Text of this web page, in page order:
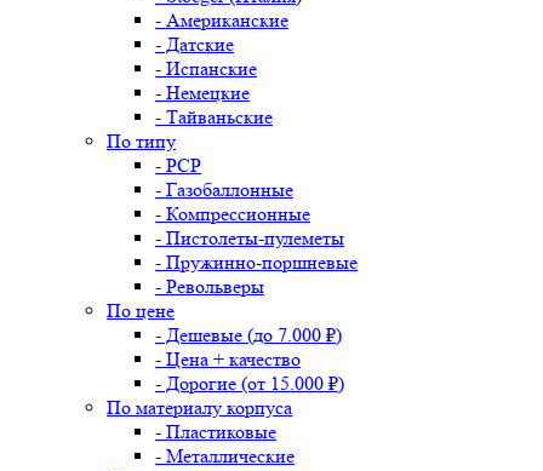
- Американские
- Датские
- Испанские
- Немецкие
- Тайваньские
По типу
- PCP
- Газобаллонные
- Компрессионные
- Пистолеты-пулеметы
- Пружинно-поршневые
- Револьверы
По цене
- Дешевые (до 7.000 ₽)
- Цена + качество
- Дорогие (от 15.000 ₽)
По материалу корпуса
- Пластиковые
- Металлические